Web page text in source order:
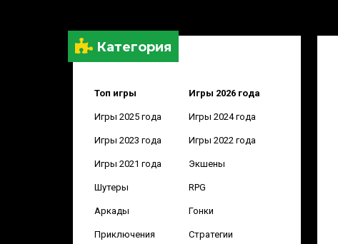
Категория
Топ игры Игры 2026 года
Игры 2025 года Игры 2024 года
Игры 2023 года Игры 2022 года
Игры 2021 года Экшены
Шутеры RPG
Аркады Гонки
Приключения Стратегии